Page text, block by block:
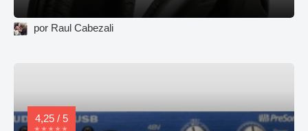
por Raul Cabezali
4,25 / 5